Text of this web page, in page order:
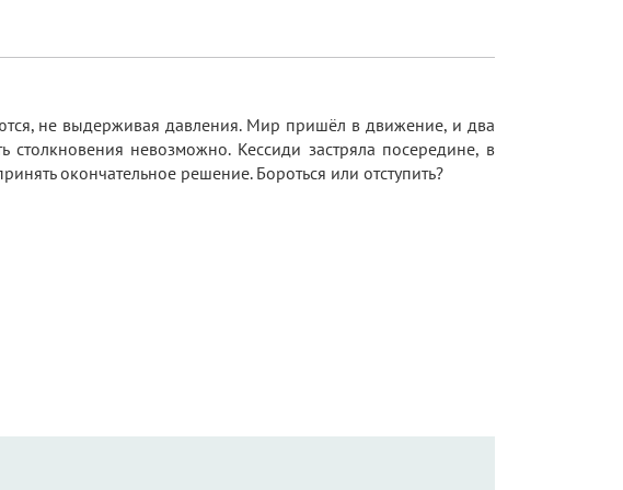
не выдерживая давления. Мир пришёл в движение, и два
столкновения невозможно. Кессиди застряла посередине, в
окончательное решение. Бороться или отступить?